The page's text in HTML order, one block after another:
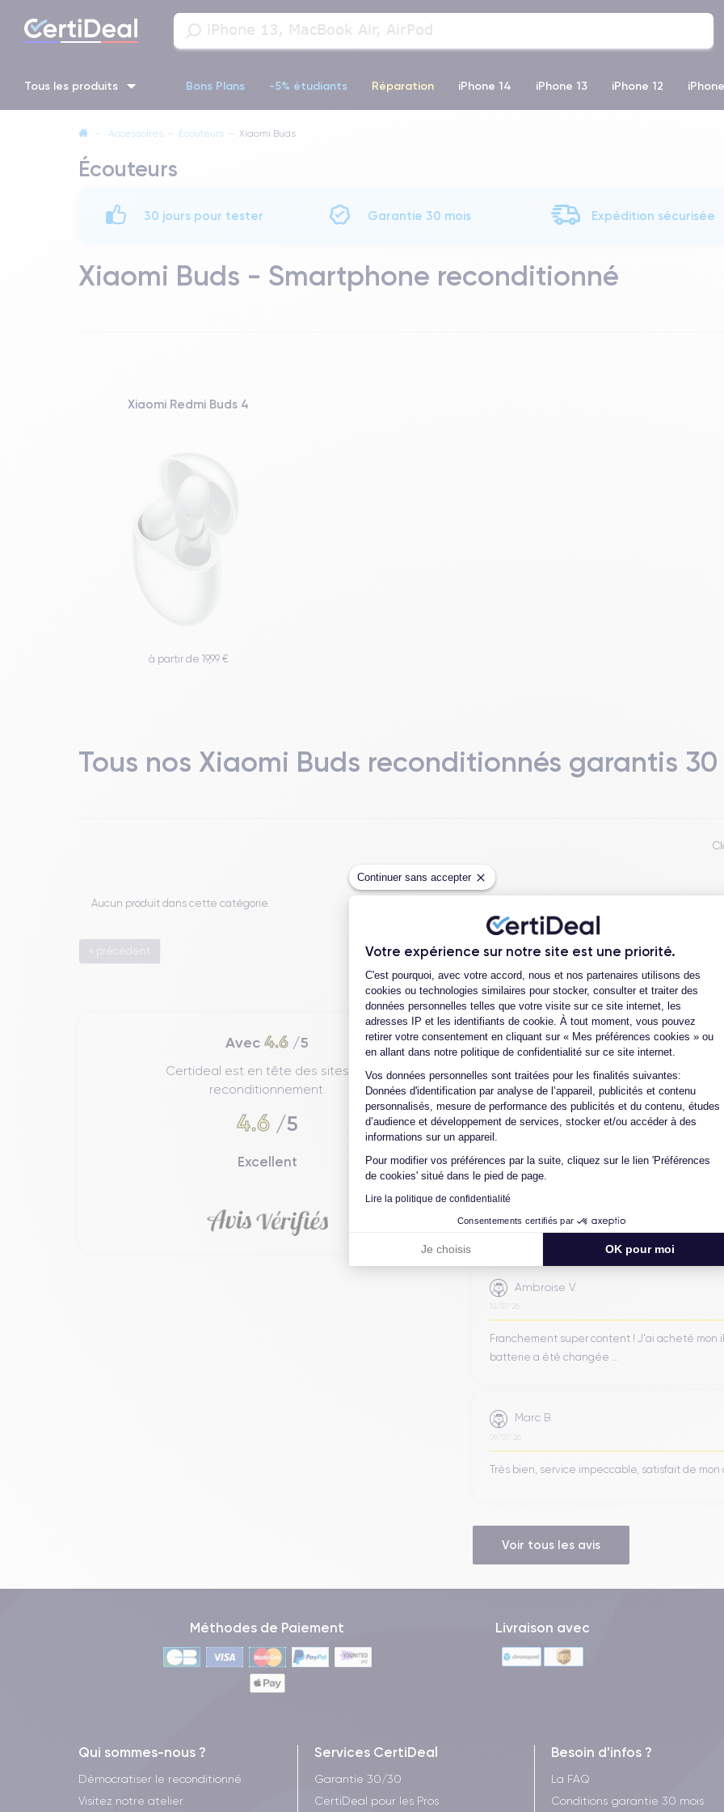
Continuer sans accepter
Votre expérience sur notre site est une priorité.
Plateforme de Gestion du
C'est pourquoi, avec votre accord, nous et nos partenaires utilisons des
cookies ou technologies similaires pour stocker, consulter et traiter des
données personnelles telles que votre visite sur ce site internet, les
adresses IP et les identifiants de cookie. À tout moment, vous pouvez
retirer votre consentement en cliquant sur « Mes préférences cookies » ou
en allant dans notre politique de confidentialité sur ce site internet.
Vos données personnelles sont traitées pour les finalités suivantes:
Données d'identification par analyse de l’appareil, publicités et contenu
personnalisés, mesure de performance des publicités et du contenu, études
d’audience et développement de services, stocker et/ou accéder à des
informations sur un appareil.
Pour modifier vos préférences par la suite, cliquez sur le lien 'Préférences
de cookies' situé dans le pied de page.
Lire la politique de confidentialité
Consentements certifiés par
Je choisis OK pour moi
Axeptio consent
Tous les produits Bons Plans -5% étudiants Réparation iPhone 14 iPhone 13 iPhone 12
iPhone 14 Pro iPhone 13 Pro iPhone 13 Pro Max
— Accessoires — Écouteurs — Xiaomi Buds
Écouteurs
30 jours pour tester Garantie 30 mois Expédition sécurisée
Xiaomi Buds - Smartphone reconditionné
Xiaomi Redmi Buds 4
à partir de 19,99 €
Tous nos Xiaomi Buds reconditionnés garantis
Aucun produit dans cette catégorie.
« précédent
Avec4.6 /5
Certideal est en tête des sites de
reconditionnement.
4.6/5
Excellent
Jean-yves J.
26/07/26
Merci beaucoup à l’équipe, iPhone 15 pro
content de mon achat et ...
Bonne expérience
Ambroise V.
10/07/26
Franchement super content ! J'ai acheté mon
batterie a été changée ...
Marc B.
09/07/26
Très bien, service impeccable, satisfait de
Voir tous les avis
Méthodes de Paiement Livraison avec
Qui sommes-nous ?
Démocratiser le reconditionné
Visitez notre atelier
Services CertiDeal
Garantie 30/30
CertiDeal pour les Pros
Besoin d'infos ?
La FAQ
Conditions garantie 30 mois